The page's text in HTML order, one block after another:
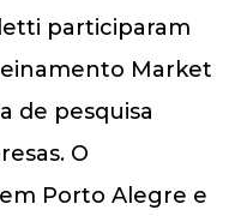
participaram
Market
de pesquisa
O
Porto Alegre e